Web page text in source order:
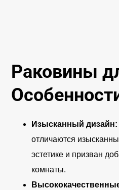
Раковины
Изысканный дизайн:
отличаются
эстетике и призван
комнаты.